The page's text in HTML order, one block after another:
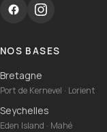
NOS BASES
Bretagne
Port de Kernevel · Lorient
Seychelles
Eden Island · Mahé